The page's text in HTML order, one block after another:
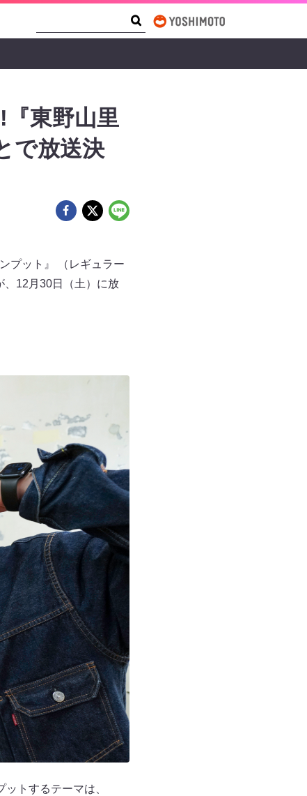
東野山里
で放送決
プット』 （レギュラー
12月30日（土）に放
トするテーマは、